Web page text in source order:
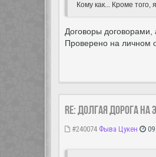
Кому как... Кроме
Договоры
Проверено на личном
Re: Долгая дорога на
#240074 Фыва Цукен